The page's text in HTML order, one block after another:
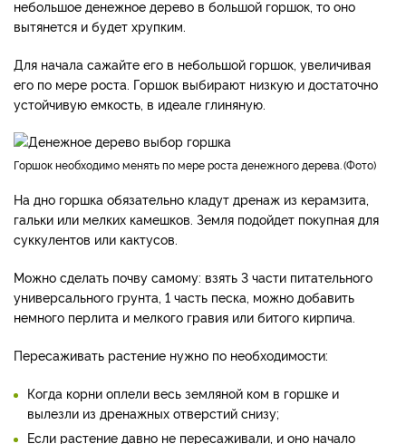
небольшое денежное дерево в большой горшок, то оно
вытянется и будет хрупким.
Для начала сажайте его в небольшой горшок, увеличивая
его по мере роста. Горшок выбирают низкую и достаточно
устойчивую емкость, в идеале глиняную.
горшок необходимо менять по мере роста денежного дерева. Фото
На дно горшка обязательно кладут дренаж из керамзита,
гальки или мелких камешков. Земля подойдет покупная для
суккулентов или кактусов.
Можно сделать почву самому: взять 3 части питательного
универсального грунта, 1 часть песка, можно добавить
немного перлита и мелкого гравия или битого кирпича.
Пересаживать растение нужно по необходимости:
Когда корни оплели весь земляной ком в горшке и
вылезли из дренажных отверстий снизу;
Если растение давно не пересаживали, и оно начало